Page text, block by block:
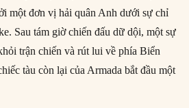
một đơn vị hải quân Anh dưới sự chỉ
Sau tám giờ chiến đấu dữ dội, một sự
trận chiến và rút lui về phía Biển
tàu còn lại của Armada bắt đầu một